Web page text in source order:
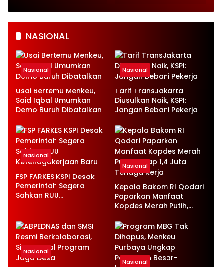
Finishing
Finishing
NASIONAL
Nasional
Usai Bertemu Menkeu,
Said Iqbal Umumkan
Demo Buruh Dibatalkan
Nasional
Tarif TransJakarta
Diusulkan Naik, KSPI:
Jangan Bebani Pekerja
Nasional
FSP FARKES KSPI Desak
Pemerintah Segera
Sahkan RUU
Nasional
Kepala Bakom RI Qodari
Paparkan Manfaat
Kopdes Merah Putih,
Kerja
Nasional
Nasional